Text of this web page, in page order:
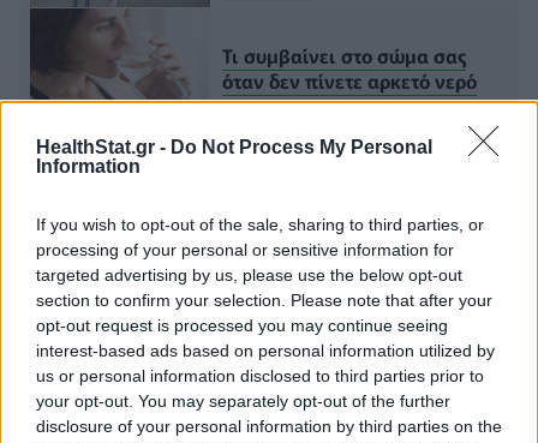
HealthStat.gr - Do Not Process My Personal
Information
If you wish to opt-out of the sale, sharing to third parties, or
processing of your personal or sensitive information for
targeted advertising by us, please use the below opt-out
section to confirm your selection. Please note that after your
opt-out request is processed you may continue seeing
interest-based ads based on personal information utilized by
us or personal information disclosed to third parties prior to
your opt-out. You may separately opt-out of the further
disclosure of your personal information by third parties on the
Τι συμβαίνει στο σώμα σας
όταν δεν πίνετε αρκετό νερό
Τελευταία τροποποίηση στις 15/06/2026 - 03:51
Πρόσθεσε τοHealthStat
στα αγαπημένα σου στη
Google
ΙΣΟΡΡΟΠΙΑ ΓΗΡΑΝΣΗ ΑΣΤΑΘΕΙΑ
ΑΣΚΗΣΗ